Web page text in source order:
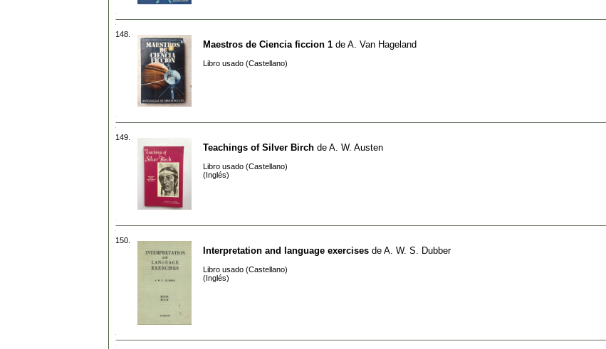
148.
Maestros de Ciencia ficcion 1 de A. Van Hageland
Libro usado (Castellano)
149.
Teachings of Silver Birch de A. W. Austen
Libro usado (Castellano)
(Inglés)
150.
Interpretation and language exercises de A. W. S. Dubber
Libro usado (Castellano)
(Inglés)